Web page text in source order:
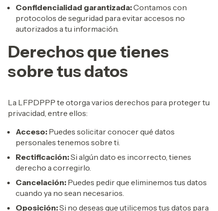
Confidencialidad garantizada:Contamos con
protocolos de seguridad para evitar accesos no
autorizados a tu información.
Derechos que tienes
sobre tus datos
La LFPDPPP te otorga varios derechos para proteger tu
privacidad, entre ellos:
Acceso: Puedes solicitar conocer qué datos
personales tenemos sobre ti.
Rectificación:Si algún dato es incorrecto, tienes
derecho a corregirlo.
Cancelación: Puedes pedir que eliminemos tus datos
cuando ya no sean necesarios.
Oposición:Si no deseas que utilicemos tus datos para